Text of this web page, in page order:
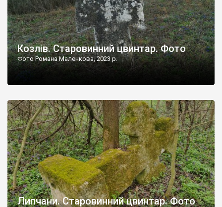
Козлів. Старовинний цвинтар. Фото
Фото Романа Маленкова, 2023 р.
Липчани. Старовинний цвинтар. Фото